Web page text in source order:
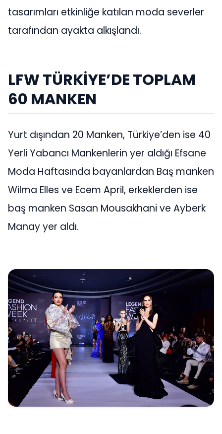
tasarımları etkinliğe katılan moda severler
tarafından ayakta alkışlandı.
LFW TÜRKİYE’DE TOPLAM
60 MANKEN
Yurt dışından 20 Manken, Türkiye’den ise 40
Yerli Yabancı Mankenlerin yer aldığı Efsane
Moda Haftasında bayanlardan Baş manken
Wilma Elles ve Ecem April, erkeklerden ise
baş manken Sasan Mousakhani ve Ayberk
Manay yer aldı.